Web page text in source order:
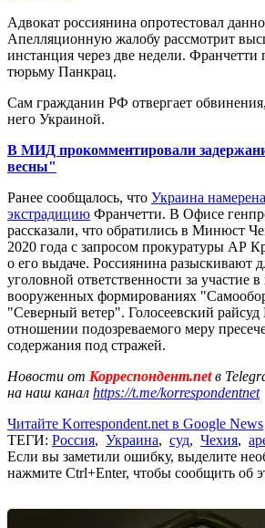
Адвокат россиянина опротестовал
Апелляционную жалобу рассмотрит
инстанция через две недели.
тюрьму Панкрац.
Сам гражданин РФ отвергает
него Украиной.
В МИД прокомментировали
весны"
Ранее сообщалось, что Украина
экстрадицию Франчетти. В Офисе
рассказали, что обратились в Минюст
2020 года с запросом прокуратуры АР
о его выдаче. Россиянина разыскивают
уголовной ответственности за участие
вооруженных формированиях
"Северный ветер". Голосеевский райсуд
отношении подозреваемого меру
содержания под стражей.
Новости от Корреспондент.netв
на наш канал https://t.me/korrespondentnet
Читайте Korrespondent.net в Google News
ТЕГИ: Россия, Украина, суд, Чехия,
Если вы заметили ошибку, выделите
нажмите Ctrl+Enter, чтобы сообщить об